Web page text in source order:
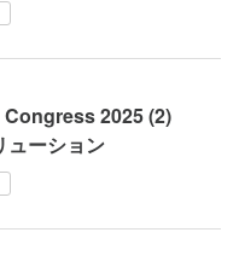
2025 (2)
ューション